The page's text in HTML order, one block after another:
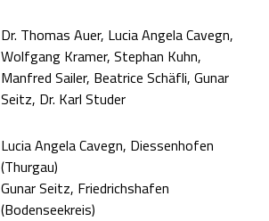
Dr. Thomas Auer, Lucia Angela Cavegn,
Wolfgang Kramer, Stephan Kuhn,
Manfred Sailer, Beatrice Schäfli, Gunar
Seitz, Dr. Karl Studer
Lucia Angela Cavegn, Diessenhofen
(Thurgau)
Gunar Seitz, Friedrichshafen
(Bodenseekreis)